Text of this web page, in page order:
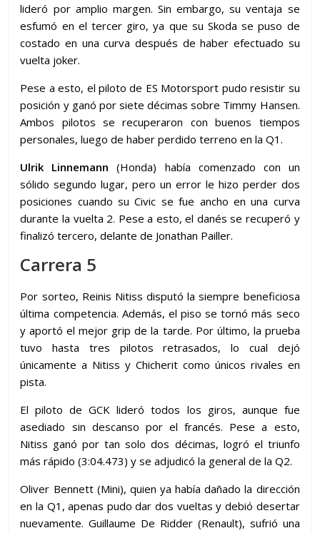
lideró por amplio margen. Sin embargo, su ventaja se
esfumó en el tercer giro, ya que su Skoda se puso de
costado en una curva después de haber efectuado su
vuelta joker.
Pese a esto, el piloto de ES Motorsport pudo resistir su
posición y ganó por siete décimas sobre Timmy Hansen.
Ambos pilotos se recuperaron con buenos tiempos
personales, luego de haber perdido terreno en la Q1.
Ulrik Linnemann (Honda) había comenzado con un
sólido segundo lugar, pero un error le hizo perder dos
posiciones cuando su Civic se fue ancho en una curva
durante la vuelta 2. Pese a esto, el danés se recuperó y
finalizó tercero, delante de Jonathan Pailler.
Carrera 5
Por sorteo, Reinis Nitiss disputó la siempre beneficiosa
última competencia. Además, el piso se tornó más seco
y aportó el mejor grip de la tarde. Por último, la prueba
tuvo hasta tres pilotos retrasados, lo cual dejó
únicamente a Nitiss y Chicherit como únicos rivales en
pista.
El piloto de GCK lideró todos los giros, aunque fue
asediado sin descanso por el francés. Pese a esto,
Nitiss ganó por tan solo dos décimas, logró el triunfo
más rápido (3:04.473) y se adjudicó la general de la Q2.
Oliver Bennett (Mini), quien ya había dañado la dirección
en la Q1, apenas pudo dar dos vueltas y debió desertar
nuevamente. Guillaume De Ridder (Renault), sufrió una